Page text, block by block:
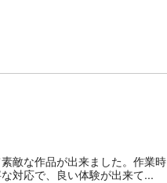
敵な作品が出来ました。作業時
対応で、良い体験が出来て...